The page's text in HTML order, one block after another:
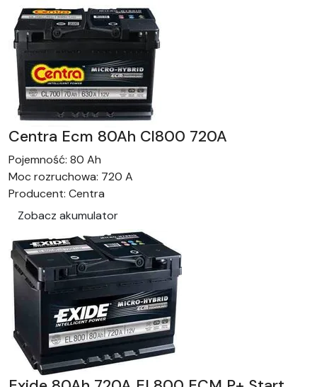
Centra Ecm 80Ah Cl800 720A
Pojemność: 80 Ah
Moc rozruchowa: 720 A
Producent: Centra
Zobacz akumulator